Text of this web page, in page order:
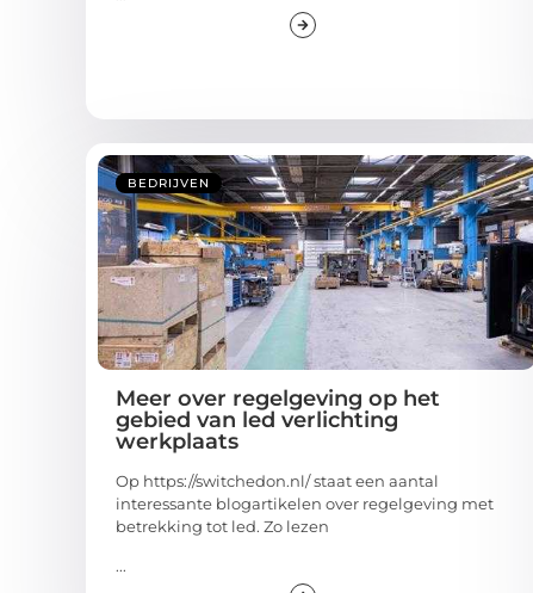
BEDRIJVEN
Meer over regelgeving op het
gebied van led verlichting
werkplaats
Op https://switchedon.nl/ staat een aantal
interessante blogartikelen over regelgeving met
betrekking tot led. Zo lezen
...